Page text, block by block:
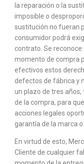
la reparación o la
imposible o
sustitución no fueran
consumidor podrá
contrato. Se reconoce
momento de compra
efectivos estos
defectos de fábrica y
un plazo de tres
de la compra, para
acciones legales
garantía de la marca
En virtud de esto,
Cliente de cualquier